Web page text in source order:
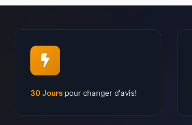
30 Jours pour changer d'avis!